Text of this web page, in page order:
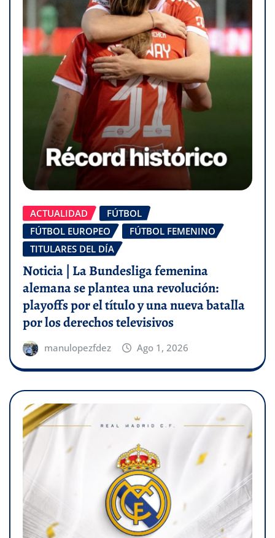
ACTUALIDAD
FÚTBOL
FÚTBOL EUROPEO
FÚTBOL FEMENINO
TITULARES DEL DÍA
Noticia | La Bundesliga femenina
alemana se plantea una revolución:
playoffs por el título y una nueva batalla
por los derechos televisivos
manulopezfdez Ago 1, 2026